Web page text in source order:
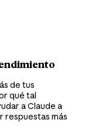
de tus
qué tal
a Claude a
más